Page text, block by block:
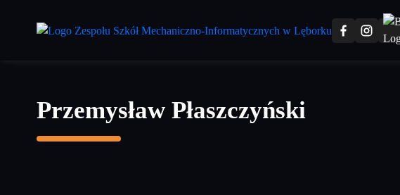
Przemysław Płaszczyński